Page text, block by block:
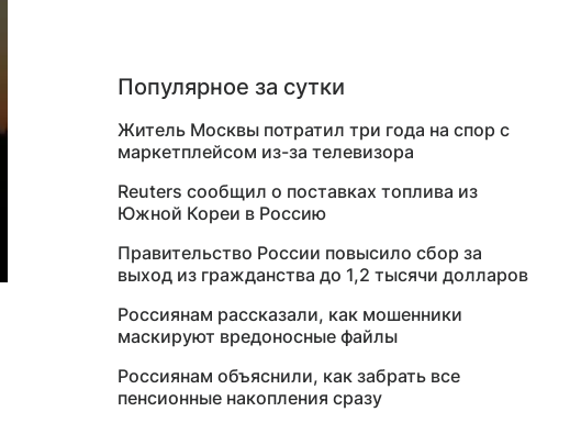
Популярное за сутки
Житель Москвы потратил три года на спор с
маркетплейсом из-за телевизора
Reuters сообщил о поставках топлива из
Южной Кореи в Россию
Правительство России повысило сбор за
выход из гражданства до 1,2 тысячи долларов
Россиянам рассказали, как мошенники
маскируют вредоносные файлы
Россиянам объяснили, как забрать все
пенсионные накопления сразу